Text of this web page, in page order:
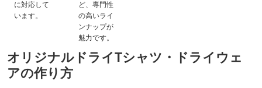
に対応して
います。
ど、専門性
の高いライ
ンナップが
魅力です。
オリジナルドライTシャツ・ドライウェ
アの作り方